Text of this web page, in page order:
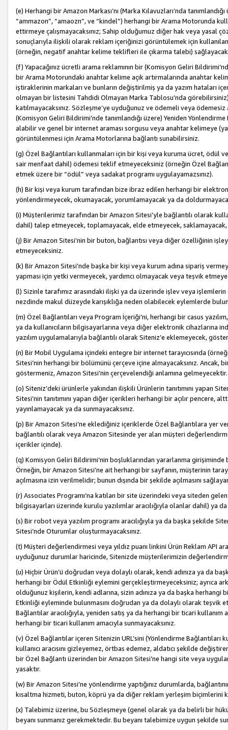
(e) Herhangi bir Amazon Markası’nı (Marka Kılavuzları’nda
“ammazon”, “amaozn”, ve “kindel”) herhangi bir Arama Motorunda
ettirmeye çalışmayacaksınız; Sahip olduğumuz diğer hak veya yasal
sonuçlarıyla ilişkili olarak reklam içeriğinizi görüntülemek için
(örneğin, negatif anahtar kelime teklifleri ile çıkarma talebi)
(f) Yapacağınız ücretli arama reklamının bir (Komisyon Geliri
bir Arama Motorundaki anahtar kelime açık artırmalarında anahtar
iştiraklerinin markaları ve bunların değiştirilmiş ya da yazım hataları
olmayan bir listesini Tahdidi Olmayan Marka Tablosu’nda
katılmayacaksınız. Sözleşme’ye uyduğunuz ve ödemeli veya
(Komisyon Geliri Bildirimi’nde tanımlandığı üzere) Yeniden
alabilir ve genel bir internet araması sorgusu veya anahtar kelimeye
görüntülenmesi için Arama Motorlarına bağlantı sunabilirsiniz.
(g) Özel Bağlantıları kullanmaları için bir kişi veya kuruma ücret, ödül
sair menfaat dahil) ödemesi teklif etmeyeceksiniz (örneğin Özel
etmek üzere bir “ödül” veya sadakat programı uygulayamazsınız).
(h) Bir kişi veya kurum tarafından bize ibraz edilen herhangi bir
yönlendirmeyecek, okumayacak, yorumlamayacak ya da
(i) Müşterilerimiz tarafından bir Amazon Sitesi’yle bağlantılı olarak
dahil) talep etmeyecek, toplamayacak, elde etmeyecek,
(j) Bir Amazon Sitesi’nin bir buton, bağlantısı veya diğer özelliğinin
etmeyeceksiniz.
(k) Bir Amazon Sitesi’nde başka bir kişi veya kurum adına sipariş
yapması için yetki vermeyecek, yardımcı olmayacak veya teşvik
(l) Sizinle tarafımız arasındaki ilişki ya da üzerinde işlev veya
nezdinde makul düzeyde karışıklığa neden olabilecek eylemlerde
(m) Özel Bağlantıları veya Program İçeriği’ni, herhangi bir casus
ya da kullanıcıların bilgisayarlarına veya diğer elektronik
yazılım uygulamalarıyla bağlantılı olarak Siteniz’e eklemeyecek,
(n) Bir Mobil Uygulama içindeki entegre bir internet tarayıcısında
Sitesi’nin herhangi bir bölümünü çerçeve içine almayacaksınız. Ancak,
göstermeniz, Amazon Sitesi’nin çerçevelendiği anlamına gelmeyecektir.
(o) Siteniz’deki ürünlerle yakından ilişkili Ürünlerin tanıtımını yapan
Sitesi’nin tanıtımını yapan diğer içerikleri herhangi bir açılır pencere,
yayınlamayacak ya da sunmayacaksınız.
(p) Bir Amazon Sitesi’ne eklediğiniz içeriklerde Özel Bağlantılara yer
bağlantılı olarak veya Amazon Sitesinde yer alan müşteri
içerikler içinde).
(q) Komisyon Geliri Bildirimi’nin boşluklarından yararlanma
Örneğin, bir Amazon Sitesi’ne ait herhangi bir sayfanın, müşterinin
açılmasına izin verilmelidir; bunun dışında bir şekilde açılmasını
(r) Associates Programı’na katılan bir site üzerindeki veya siteden
bilgisayarları üzerinde kurulu yazılımlar aracılığıyla olanlar dahil) ya
(s) Bir robot veya yazılım programı aracılığıyla ya da başka şekilde
Sitesi’nde Oturumlar oluşturmayacaksınız.
(t) Müşteri değerlendirmesi veya yıldız puanı linkini Ürün Reklam API
uyduğunuz durumlar haricinde, Sitenizde müşterilerimizin
(u) Hiçbir Ürün’ü doğrudan veya dolaylı olarak, kendi adınıza ya da
herhangi bir Ödül Etkinliği eylemini gerçekleştirmeyeceksiniz; ayrıca
olduğunuz kişilerin, kendi adlarına, sizin adınıza ya da başka herhangi
Etkinliği eyleminde bulunmasını doğrudan ya da dolaylı olarak teşvik
Bağlantılar aracılığıyla, yeniden satış ya da herhangi bir ticari
herhangi bir ticari kullanım amacıyla sunmayacaksınız.
(v) Özel Bağlantılar içeren Sitenizin URL’sini (Yönlendirme Bağlantıları
kullanıcı aracısını gizleyemez, örtbas edemez, aldatıcı şekilde
bir Özel Bağlantı üzerinden bir Amazon Sitesi’ne hangi site veya
yasaktır.
(w) Bir Amazon Sitesi’ne yönlendirme yaptığınız durumlarda,
kısaltma hizmeti, buton, köprü ya da diğer reklam yerleşim biçimlerini
(x) Talebimiz üzerine, bu Sözleşmeye (genel olarak ya da belirli bir
beyanı sunmanız gerekmektedir. Bu beyanı talebimize uygun şekilde